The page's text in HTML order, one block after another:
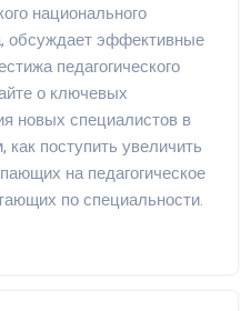
национального
обсуждает эффективные
педагогического
о ключевых
новых специалистов в
поступить увеличить
на педагогическое
по специальности.